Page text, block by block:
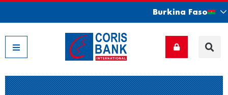
Burkina Faso